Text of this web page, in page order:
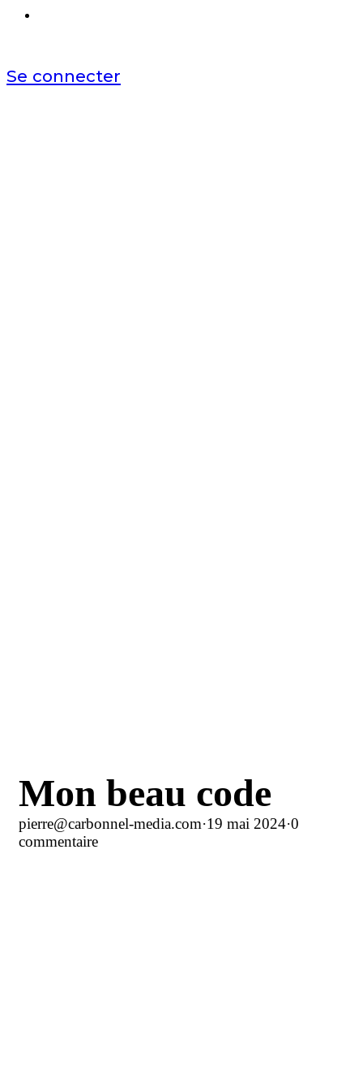
Se connecter
Mon beau code
pierre@carbonnel-media.com·19 mai 2024·0
commentaire